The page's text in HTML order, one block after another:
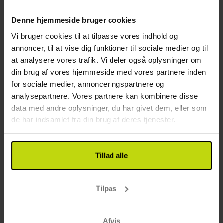
Denne hjemmeside bruger cookies
Vi bruger cookies til at tilpasse vores indhold og
annoncer, til at vise dig funktioner til sociale medier og til
at analysere vores trafik. Vi deler også oplysninger om
din brug af vores hjemmeside med vores partnere inden
for sociale medier, annonceringspartnere og
analysepartnere. Vores partnere kan kombinere disse
data med andre oplysninger, du har givet dem, eller som
de har indsamlet fra din brug af deres tjenester.
Tillad alle
Tilpas
Afvis
senge af høj kvalitet, badeværelser med bruser,
skrivebord, tv med et bredt udvalg af kanaler,
håndklæder, hårtørrer og gratis WiFi. Nogle af
værelserne har køjesenge til ekstra gæster og
badeværelser, der er designet til tilgængelighed,
hvilket sikrer et behageligt ophold for alle gæster.
Gratis internet
Elevator
Opladning af elbil
Etager: 5
Byggeår: 2024
Motorcykel opbevaring
Restaurant
Kun morgenmadsrestaurant
Bar
Mulighed for glutenfri mad
Mulighed for vegetar mad